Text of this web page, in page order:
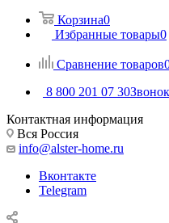
Корзина0
Избранные товары0
Сравнение товаров
8 800 201 07 30
Контактная информация
Вся Россия
info@alster-home.ru
Вконтакте
Telegram